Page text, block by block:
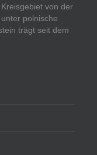
von der
polnische
trägt seit dem